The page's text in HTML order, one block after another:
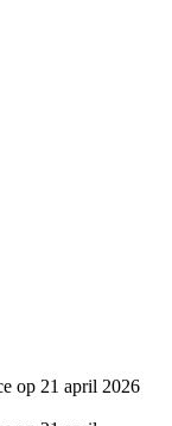
op 21 april 2026